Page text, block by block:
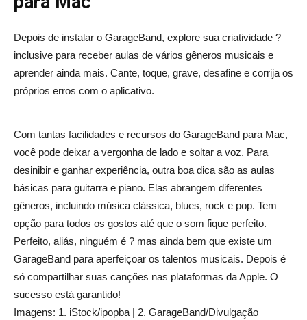
Depois de instalar o GarageBand, explore sua criatividade ?
inclusive para receber aulas de vários gêneros musicais e
aprender ainda mais. Cante, toque, grave, desafine e corrija os
próprios erros com o aplicativo.
Com tantas facilidades e recursos do GarageBand para Mac,
você pode deixar a vergonha de lado e soltar a voz. Para
desinibir e ganhar experiência, outra boa dica são as aulas
básicas para guitarra e piano. Elas abrangem diferentes
gêneros, incluindo música clássica, blues, rock e pop. Tem
opção para todos os gostos até que o som fique perfeito.
Perfeito, aliás, ninguém é ? mas ainda bem que existe um
GarageBand para aperfeiçoar os talentos musicais. Depois é
só compartilhar suas canções nas plataformas da Apple. O
sucesso está garantido!
Imagens: 1. iStock/ipopba | 2. GarageBand/Divulgação